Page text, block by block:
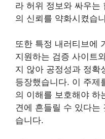
라 허위 정보와 싸우는
의 신뢰를 약화시켰습
또한 특정 내러티브에
지원하는 검증 사이트
지 않아 공정성과 정확
등장했습니다. 이 주제
의 이해를 보호해야 하
견에 흔들릴 수 있다는
습니다.